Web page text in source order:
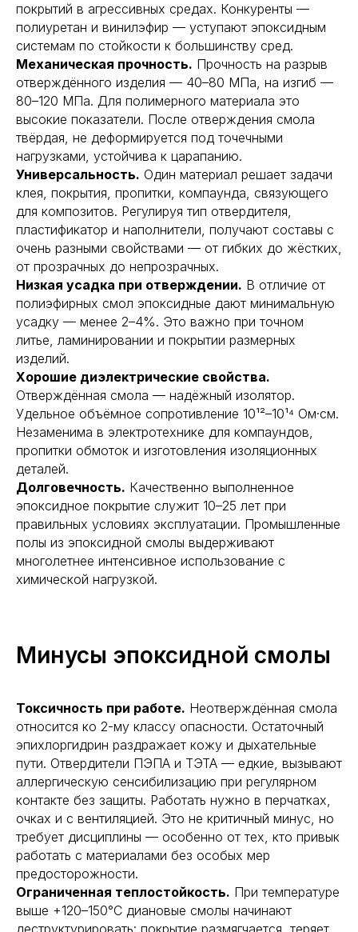
покрытий в агрессивных средах. Конкуренты —
полиуретан и винилэфир — уступают эпоксидным
системам по стойкости к большинству сред.
Механическая прочность. Прочность на разрыв
отверждённого изделия — 40–80 МПа, на изгиб —
80–120 МПа. Для полимерного материала это
высокие показатели. После отверждения смола
твёрдая, не деформируется под точечными
нагрузками, устойчива к царапанию.
Универсальность. Один материал решает задачи
клея, покрытия, пропитки, компаунда, связующего
для композитов. Регулируя тип отвердителя,
пластификатор и наполнители, получают составы с
очень разными свойствами — от гибких до жёстких,
от прозрачных до непрозрачных.
Низкая усадка при отверждении. В отличие от
полиэфирных смол эпоксидные дают минимальную
усадку — менее 2–4%. Это важно при точном
литье, ламинировании и покрытии размерных
изделий.
Хорошие диэлектрические свойства.
Отверждённая смола — надёжный изолятор.
Удельное объёмное сопротивление 10¹²–10¹⁴ Ом·см.
Незаменима в электротехнике для компаундов,
пропитки обмоток и изготовления изоляционных
деталей.
Долговечность. Качественно выполненное
эпоксидное покрытие служит 10–25 лет при
правильных условиях эксплуатации. Промышленные
полы из эпоксидной смолы выдерживают
многолетнее интенсивное использование с
химической нагрузкой.
Минусы эпоксидной смолы
Токсичность при работе. Неотверждённая смола
относится ко 2-му классу опасности. Остаточный
эпихлоргидрин раздражает кожу и дыхательные
пути. Отвердители ПЭПА и ТЭТА — едкие, вызывают
аллергическую сенсибилизацию при регулярном
контакте без защиты. Работать нужно в перчатках,
очках и с вентиляцией. Это не критичный минус, но
требует дисциплины — особенно от тех, кто привык
работать с материалами без особых мер
предосторожности.
Ограниченная теплостойкость. При температуре
выше +120–150°С диановые смолы начинают
деструктурировать: покрытие размягчается, теряет